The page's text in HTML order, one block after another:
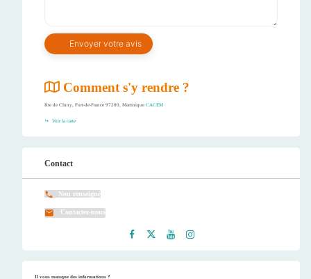
Comment s'y rendre ?
Rte de Cluny, Fort-de-France 97200, Martinique CACEM
Voir la carte
Contact
Non renseigné
Contactez-nous
Il vous manque des informations ?